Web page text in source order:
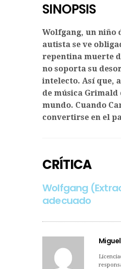
SINOPSIS
Wolfgang, un niño
autista se ve
repentina muerte
no soporta su
intelecto. Así que,
de música
mundo. Cuando
convertirse en el
CRÍTICA
Wolfgang
adecuado